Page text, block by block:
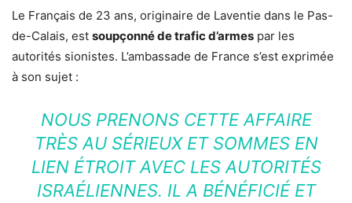
Le Français de 23 ans, originaire de Laventie dans le Pas-
de-Calais, est soupçonné de trafic d’armes par les
autorités sionistes. L’ambassade de France s’est exprimée
à son sujet :
NOUS PRENONS CETTE AFFAIRE
TRÈS AU SÉRIEUX ET SOMMES EN
LIEN ÉTROIT AVEC LES AUTORITÉS
ISRAÉLIENNES. IL A BÉNÉFICIÉ ET